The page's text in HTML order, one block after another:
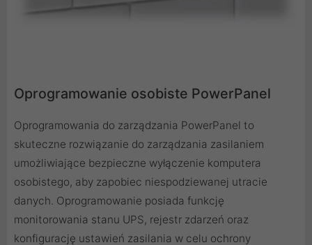
Oprogramowanie osobiste PowerPanel
Oprogramowania do zarządzania PowerPanel to
skuteczne rozwiązanie do zarządzania zasilaniem
umożliwiające bezpieczne wyłączenie komputera
osobistego, aby zapobiec niespodziewanej utracie
danych. Oprogramowanie posiada funkcję
monitorowania stanu UPS, rejestr zdarzeń oraz
konfigurację ustawień zasilania w celu ochrony